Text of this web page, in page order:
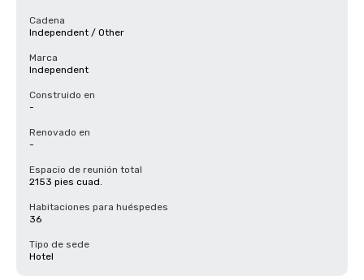
Cadena
Independent / Other
Marca
Independent
Construido en
-
Renovado en
-
Espacio de reunión total
2153 pies cuad.
Habitaciones para huéspedes
36
Tipo de sede
Hotel